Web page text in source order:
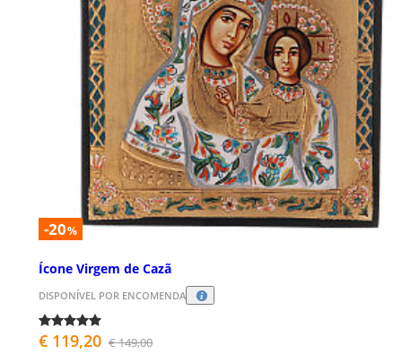
-20%
Ícone Virgem de Cazã
DISPONÍVEL POR ENCOMENDA
€ 119,20 € 149,00